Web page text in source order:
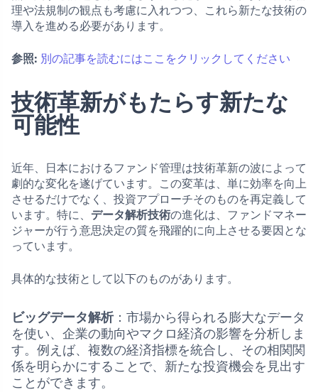
理や法規制の観点も考慮に入れつつ、これら新たな技術の
導入を進める必要があります。
参照: 別の記事を読むにはここをクリックしてください
技術革新がもたらす新たな
可能性
近年、日本におけるファンド管理は技術革新の波によって
劇的な変化を遂げています。この変革は、単に効率を向上
させるだけでなく、投資アプローチそのものを再定義して
います。特に、 データ解析技術の進化は、ファンドマネー
ジャーが行う意思決定の質を飛躍的に向上させる要因とな
っています。
具体的な技術として以下のものがあります。
ビッグデータ解析：市場から得られる膨大なデータ
を使い、企業の動向やマクロ経済の影響を分析しま
す。例えば、複数の経済指標を統合し、その相関関
係を明らかにすることで、新たな投資機会を見出す
ことができます。